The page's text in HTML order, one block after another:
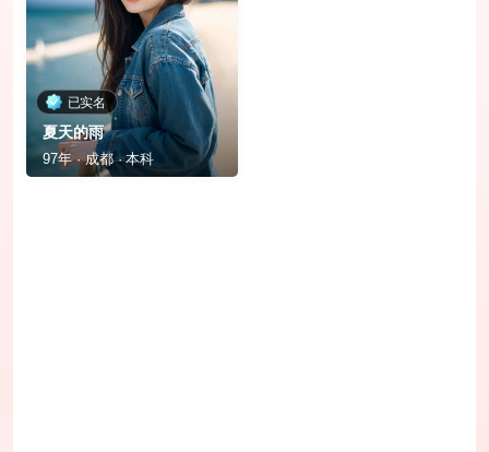
已实名
夏天的雨
97年 · 成都 · 本科